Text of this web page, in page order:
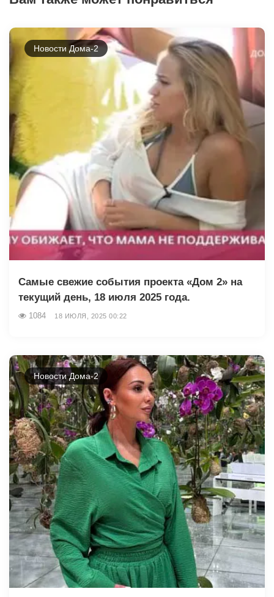
Новости Дома-2
Самые свежие события проекта «Дом 2» на
текущий день, 18 июля 2025 года.
1084 18 ИЮЛЯ, 2025 00:22
Новости Дома-2